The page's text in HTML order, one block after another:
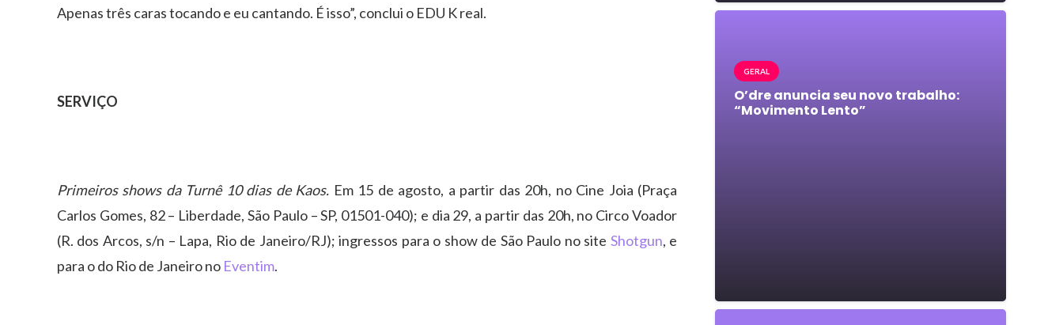
Apenas três caras tocando e eu cantando. É isso”, conclui o EDU K real.
SERVIÇO
Primeiros shows da Turnê 10 dias de Kaos. Em 15 de agosto, a partir das 20h, no Cine Joia (Praça
Carlos Gomes, 82 – Liberdade, São Paulo – SP, 01501-040); e dia 29, a partir das 20h, no Circo Voador
(R. dos Arcos, s/n – Lapa, Rio de Janeiro/RJ); ingressos para o show de São Paulo no site Shotgun, e
para o do Rio de Janeiro no Eventim.
GERAL
O’dre anuncia seu novo trabalho:
“Movimento Lento”